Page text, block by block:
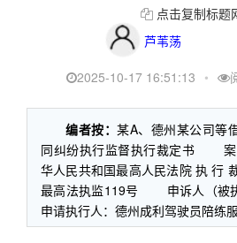
点击复制标题
芦苇荡
2025-10-17 16:51:13 •
编者按： 某A、德州某公司等
同纠纷执行监督执行裁定书 案
华人民共和国最高人民法院 执
最高法执监119号 申诉人（
申请执行人：德州成利驾驶员陪练